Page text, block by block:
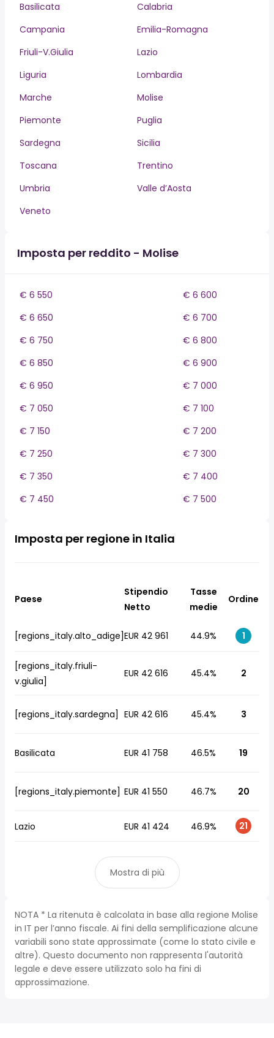
Basilicata
Calabria
Campania
Emilia-Romagna
Friuli-V.Giulia
Lazio
Liguria
Lombardia
Marche
Molise
Piemonte
Puglia
Sardegna
Sicilia
Toscana
Trentino
Umbria
Valle d’Aosta
Veneto
Imposta per reddito - Molise
€ 6 550
€ 6 600
€ 6 650
€ 6 700
€ 6 750
€ 6 800
€ 6 850
€ 6 900
€ 6 950
€ 7 000
€ 7 050
€ 7 100
€ 7 150
€ 7 200
€ 7 250
€ 7 300
€ 7 350
€ 7 400
€ 7 450
€ 7 500
Imposta per regione in Italia
Paese
Stipendio
Netto
Tasse
medie
Ordine
[regions_italy.alto_adige]EUR 42 961 44.9% 1
[regions_italy.friuli-
v.giulia]
EUR 42 616 45.4% 2
[regions_italy.sardegna] EUR 42 616 45.4% 3
Basilicata EUR 41 758 46.5% 19
[regions_italy.piemonte] EUR 41 550 46.7% 20
Lazio EUR 41 424 46.9% 21
Mostra di più
NOTA * La ritenuta è calcolata in base alla regione Molise
in IT per l’anno fiscale. Ai fini della semplificazione alcune
variabili sono state approssimate (come lo stato civile e
altre). Questo documento non rappresenta l'autorità
legale e deve essere utilizzato solo ha fini di
approssimazione.